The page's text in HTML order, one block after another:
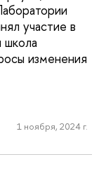
участие в
изменения
1 ноября, 2024 г.